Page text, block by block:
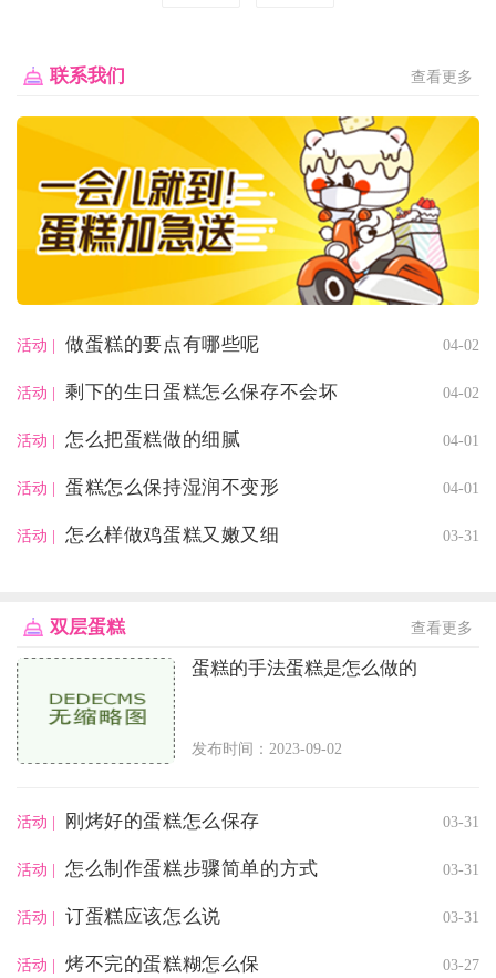
联系我们 查看更多
活动 | 做蛋糕的要点有哪些呢 04-02
活动 | 剩下的生日蛋糕怎么保存不会坏 04-02
活动 | 怎么把蛋糕做的细腻 04-01
活动 | 蛋糕怎么保持湿润不变形 04-01
活动 | 怎么样做鸡蛋糕又嫩又细 03-31
双层蛋糕 查看更多
蛋糕的手法蛋糕是怎么做的
发布时间：2023-09-02
活动 | 刚烤好的蛋糕怎么保存 03-31
活动 | 怎么制作蛋糕步骤简单的方式 03-31
活动 | 订蛋糕应该怎么说 03-31
活动 | 烤不完的蛋糕糊怎么保 03-27